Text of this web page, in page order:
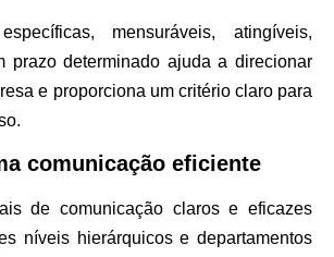
mensuráveis, atingíveis,
prazo determinado ajuda a direcionar
e proporciona um critério claro para
comunicação eficiente
de comunicação claros e eficazes
níveis hierárquicos e departamentos